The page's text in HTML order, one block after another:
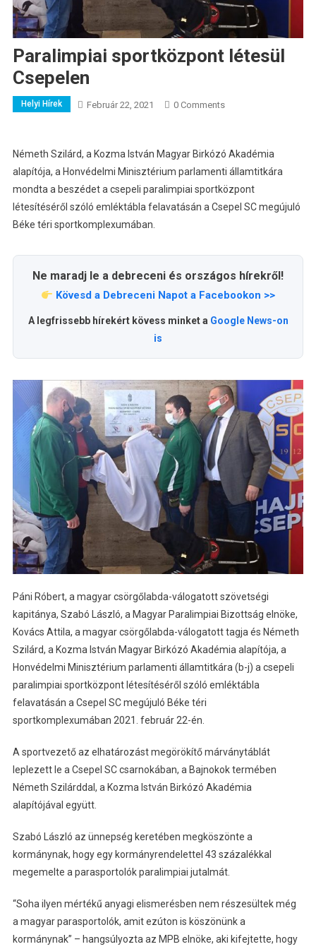
Paralimpiai sportközpont létesül
Csepelen
Helyi Hírek Február 22, 2021 0 Comments
Németh Szilárd, a Kozma István Magyar Birkózó Akadémia
alapítója, a Honvédelmi Minisztérium parlamenti államtitkára
mondta a beszédet a csepeli paralimpiai sportközpont
létesítéséről szóló emléktábla felavatásán a Csepel SC megújuló
Béke téri sportkomplexumában.
Ne maradj le a debreceni és országos hírekről!
Kövesd a Debreceni Napot a Facebookon >>
A legfrissebb hírekért kövess minket a Google News-on
is
Páni Róbert, a magyar csörgőlabda-válogatott szövetségi
kapitánya, Szabó László, a Magyar Paralimpiai Bizottság elnöke,
Kovács Attila, a magyar csörgőlabda-válogatott tagja és Németh
Szilárd, a Kozma István Magyar Birkózó Akadémia alapítója, a
Honvédelmi Minisztérium parlamenti államtitkára (b-j) a csepeli
paralimpiai sportközpont létesítéséről szóló emléktábla
felavatásán a Csepel SC megújuló Béke téri
sportkomplexumában 2021. február 22-én.
A sportvezető az elhatározást megörökítő márványtáblát
leplezett le a Csepel SC csarnokában, a Bajnokok termében
Németh Szilárddal, a Kozma István Birkózó Akadémia
alapítójával együtt.
Szabó László az ünnepség keretében megköszönte a
kormánynak, hogy egy kormányrendelettel 43 százalékkal
megemelte a parasportolók paralimpiai jutalmát.
“Soha ilyen mértékű anyagi elismerésben nem részesültek még
a magyar parasportolók, amit ezúton is köszönünk a
kormánynak” – hangsúlyozta az MPB elnöke, aki kifejtette, hogy